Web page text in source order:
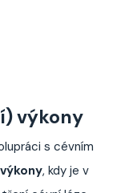
výkony
s cévním
, kdy je v